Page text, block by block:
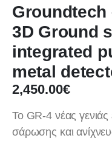
Groundtech
3D Ground
integrated
metal
2,450.00€
Το GR-4 νέας
σάρωσης και